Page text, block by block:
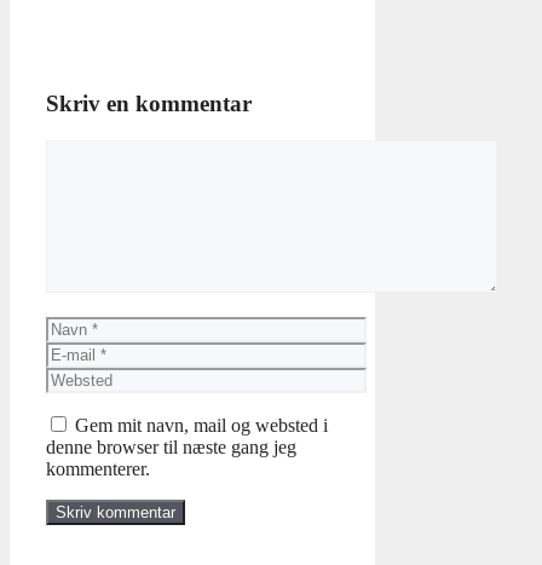
Skriv en kommentar
Navn
E-
mail
Websted
Gem mit navn, mail og websted i
denne browser til næste gang jeg
kommenterer.